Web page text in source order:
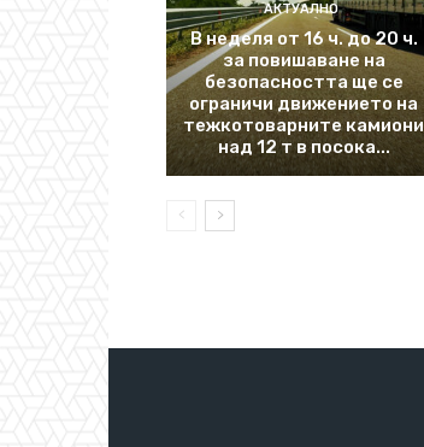
АКТУАЛНО
В неделя от 16 ч. до 20 ч.
за повишаване на
безопасността ще се
ограничи движението на
тежкотоварните камиони
над 12 т в посока...